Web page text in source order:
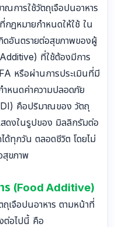
การใช้วัตถุเจือปนอาหาร
ฎหมายกำหนดให้ใช้ ใน
กิดอันตรายต่อสุขภาพของผู้
ที่ใช้ต้องมีการ
หรือผ่านการประเมินที่มี
ำหนดค่าความปลอดภัย
คือปริมาณของ วัตถุ
ดงในรูปของ มิลลิกรัมต่อ
ด้ทุกวัน ตลอดชีวิต โดยไม่
สุขภาพ
ร (Food Additive)
เจือปนอาหาร ตามหน้าที่
ต่อไปนี้ คือ